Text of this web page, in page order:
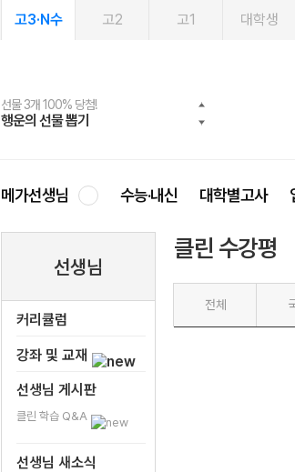
고3·N수 고2 고1 대학생
선물 3개 100% 당첨!
행운의 선물 뽑기
선물 100% 증정!
메가스터디 X 올리브
여름방학 스터디 캐시백
메가런 썸머스쿨
2027 러셀 단과
강사 공개선발
스마트러닝앱
설문 EVENT
메가패스
3일 무료 체험권
메가패스 수강생 무료혜택!
메가클럽 멤버십
사회공헌 캠페인
희망이룸 메가나눔
메가선생님 수능·내신 대학별고사
선생님
커리큘럼
강좌 및 교재
선생님 게시판
클린 학습 Q&A
선생님 새소식
클린 수강평
전체